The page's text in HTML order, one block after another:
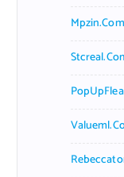
Mpzin.com